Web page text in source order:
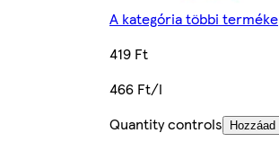
A kategória többi terméke
419 Ft
466 Ft/l
Quantity controls
Hozzáad